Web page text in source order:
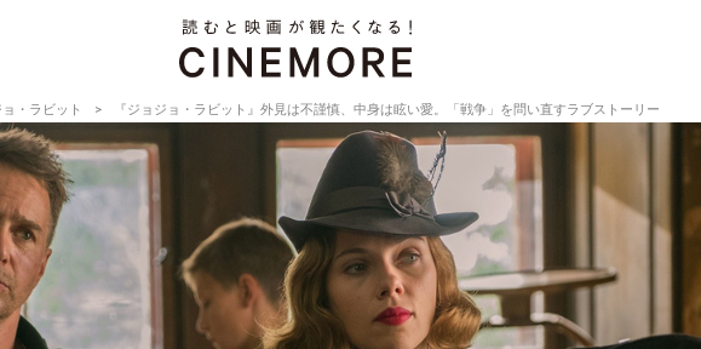
・ラビット 『ジョジョ・ラビット』外見は不謹慎、中身は眩い愛。「戦争」を問い直すラブストーリー